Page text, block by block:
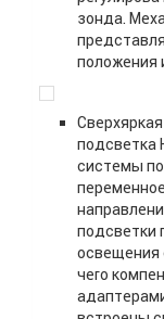
зонда.
положения
подсветка
системы
подсветки
освещения
чего